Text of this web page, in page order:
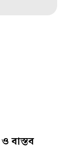
বাস্তব